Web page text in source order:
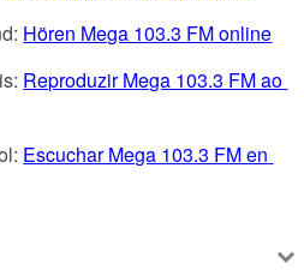
Hören Mega 103.3 FM online
Reproduzir Mega 103.3 FM ao
Escuchar Mega 103.3 FM en